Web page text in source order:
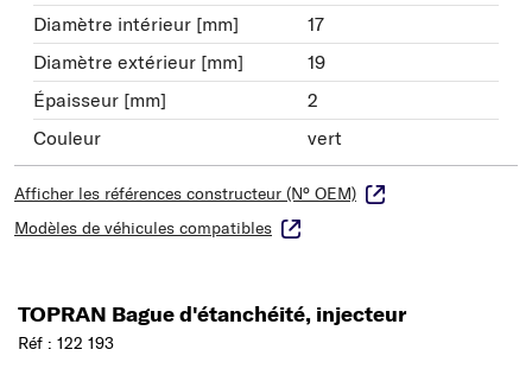
Diamètre intérieur [mm]
17
Diamètre extérieur [mm]
19
Épaisseur [mm]
2
Couleur
vert
Afficher les références constructeur (N° OEM)
Modèles de véhicules compatibles
TOPRAN Bague d'étanchéité, injecteur
Réf : 122 193